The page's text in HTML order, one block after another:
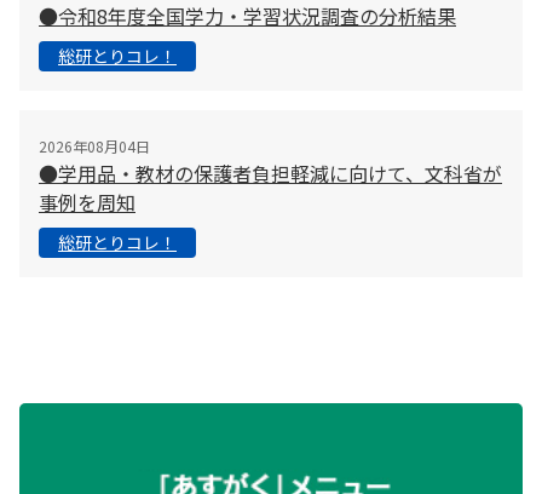
●令和8年度全国学力・学習状況調査の分析結果
総研とりコレ！
2026年08月04日
●学用品・教材の保護者負担軽減に向けて、文科省が
事例を周知
総研とりコレ！